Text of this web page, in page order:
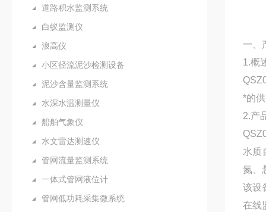
道路积水监测系统
白蚁监测仪
浪高仪
小区径流泥沙检测设备
泥沙含量监测系统
水深水温测量仪
船舶气象仪
水文雷达测速仪
管网流量监测系统
一体式管网液位计
管网低功耗采集微系统
一、
1.概
QSZ
*的
2.产
QSZ
水质
氮、
该设
在线